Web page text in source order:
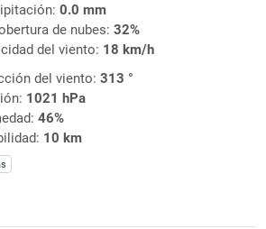
0.0 mm
de nubes: 32%
del viento: 18 km/h
del viento: 313 °
1021 hPa
46%
10 km